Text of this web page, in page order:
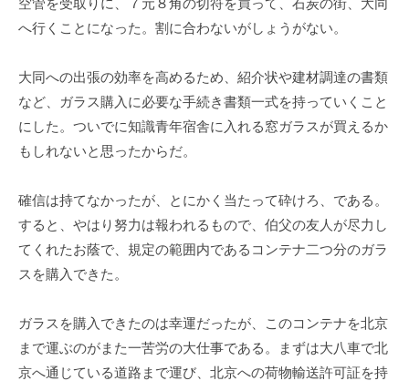
へ行くことになった。割に合わないがしょうがない。
大同への出張の効率を高めるため、紹介状や建材調達の書類
など、ガラス購入に必要な手続き書類一式を持っていくこと
にした。ついでに知識青年宿舎に入れる窓ガラスが買えるか
もしれないと思ったからだ。
確信は持てなかったが、とにかく当たって砕けろ、である。
すると、やはり努力は報われるもので、伯父の友人が尽力し
てくれたお蔭で、規定の範囲内であるコンテナ二つ分のガラ
スを購入できた。
ガラスを購入できたのは幸運だったが、このコンテナを北京
まで運ぶのがまた一苦労の大仕事である。まずは大八車で北
京へ通じている道路まで運び、北京への荷物輸送許可証を持